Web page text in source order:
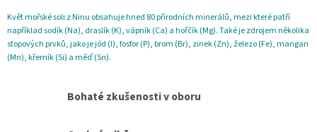
a
c
í
k
v
á
n
í
Květ mořské soli z Ninu obsahuje hned 80 přírodních minerálů, mezi které patří
například sodík (Na), draslík (K), vápník (Ca) a hořčík (Mg). Také je zdrojem několika
stopových prvků, jako je jód (I), fosfor (P), brom (Br), zinek (Zn), železo (Fe), mangan
(Mn), křemík (Si) a měď (Sn).
Bohaté zkušenosti v oboru